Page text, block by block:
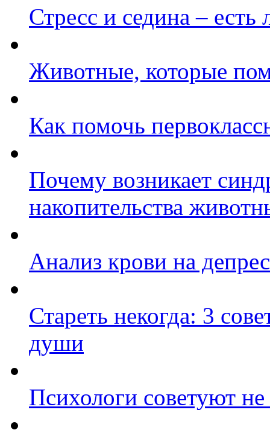
Стресс и седина – есть
Животные, которые
Как помочь
Почему возникает
накопительства
Анализ крови на
Стареть некогда: 3
души
Психологи советуют